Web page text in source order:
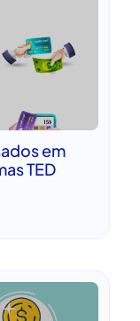
em
TED